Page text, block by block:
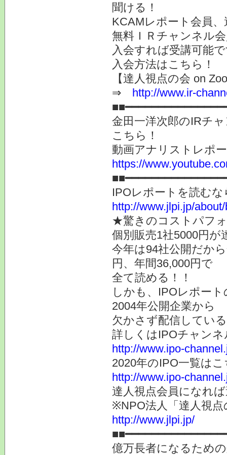
聞ける！
KCAMレポート会員
無料ＩＲチャンネル
入会すれば受講可能
入会方法はこちら
【達人視点の会 on
⇒ http://www.ir-
金田一洋次郎のIRチ
こちら！
動画アナリストレポ
https://
IPOレポートを読む
http://www.jlpi.jp/
★驚きのコストパフ
個別販売1社5000円が
今年は94社公開だか
円、年間36,000円で
全て読める！！
しかも、IPOレポー
2004年公開企業から
欠かさず配信してい
詳しくはIPOチャンネ
http://www.ipo-
2020年のIPO一覧は
http://www.ipo-
達人視点会員になれ
※NPO法人「達人視
http://www.jlpi.jp/
億万長者になるため